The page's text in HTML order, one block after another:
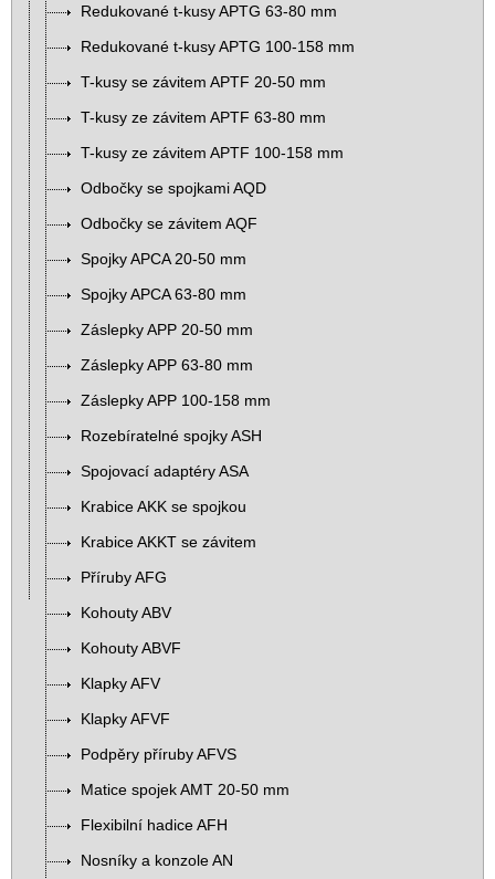
Redukované t-kusy APTG 63-80 mm
Redukované t-kusy APTG 100-158 mm
T-kusy se závitem APTF 20-50 mm
T-kusy ze závitem APTF 63-80 mm
T-kusy ze závitem APTF 100-158 mm
Odbočky se spojkami AQD
Odbočky se závitem AQF
Spojky APCA 20-50 mm
Spojky APCA 63-80 mm
Záslepky APP 20-50 mm
Záslepky APP 63-80 mm
Záslepky APP 100-158 mm
Rozebíratelné spojky ASH
Spojovací adaptéry ASA
Krabice AKK se spojkou
Krabice AKKT se závitem
Příruby AFG
Kohouty ABV
Kohouty ABVF
Klapky AFV
Klapky AFVF
Podpěry příruby AFVS
Matice spojek AMT 20-50 mm
Flexibilní hadice AFH
Nosníky a konzole AN